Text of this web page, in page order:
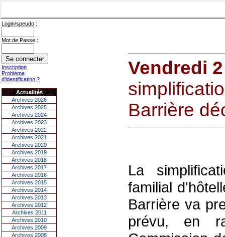
Login/speudo :
Mot de Passe :
Inscription
Problème
d'identification ?
Actualités
Archives 2026
Archives 2025
Archives 2024
Archives 2023
Archives 2022
Archives 2021
Archives 2020
Archives 2019
Archives 2018
Archives 2017
Archives 2016
Archives 2015
Archives 2014
Archives 2013
Archives 2012
Archives 2011
Archives 2010
Archives 2009
Archives 2008
Vendredi
Barrière
La
familial
Barrière va
prévu, en